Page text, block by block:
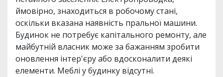
ймовірно, знаходиться в робочому стані,
оскільки вказана наявність пральної машини.
Будинок не потребує капітального ремонту, але
майбутній власник може за бажанням зробити
оновлення інтер'єру або вдосконалити деякі
елементи. Меблі у будинку відсутні.